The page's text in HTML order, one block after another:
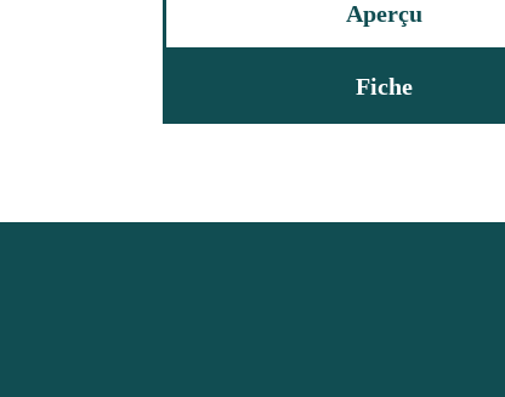
Aperçu
Fiche